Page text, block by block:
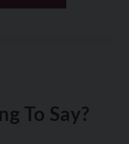
To Say?